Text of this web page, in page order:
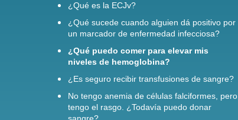
¿Qué es la ECJv?
¿Qué sucede cuando alguien dá positivo por
un marcador de enfermedad infecciosa?
¿Qué puedo comer para elevar mis
niveles de hemoglobina?
¿Es seguro recibir transfusiones de sangre?
No tengo anemia de células falciformes, pero
tengo el rasgo. ¿Todavía puedo donar